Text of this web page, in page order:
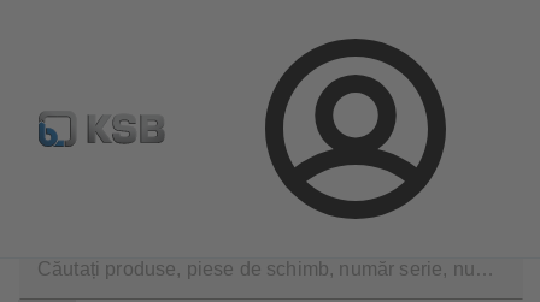
Conectare
Configurare produs Căutare piese de schimb standard
Reverse Engineering